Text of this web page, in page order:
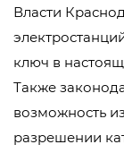
Власти
ключ в
Также
возможность
разрешении